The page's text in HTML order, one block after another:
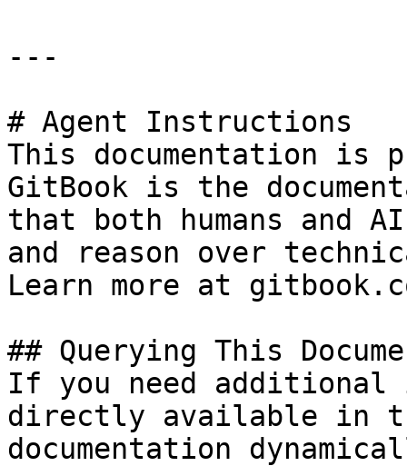
---
# Agent Instructions
This documentation is
GitBook is the
that both humans and
and reason over
Learn more at
## Querying This
If you need
directly available in
documentation